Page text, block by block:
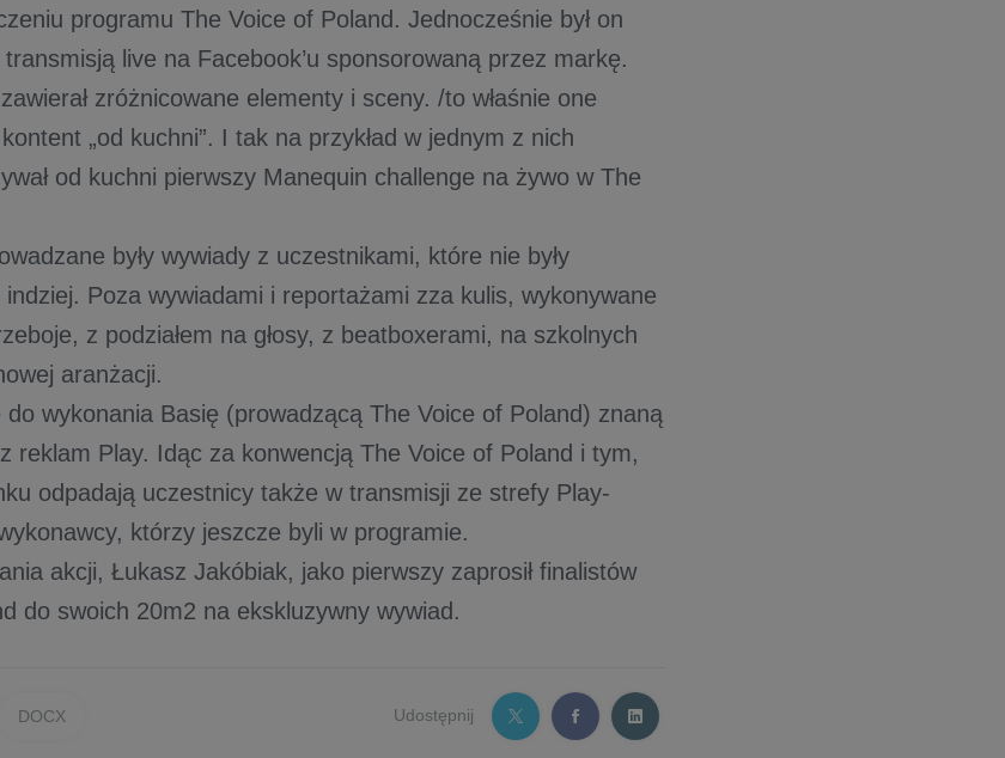
programu The Voice of Poland. Jednocześnie był on
live na Facebook’u sponsorowaną przez markę.
zróżnicowane elementy i sceny. /to właśnie one
„od kuchni”. I tak na przykład w jednym z nich
od kuchni pierwszy Manequin challenge na żywo w The
były wywiady z uczestnikami, które nie były
Poza wywiadami i reportażami zza kulis, wykonywane
z podziałem na głosy, z beatboxerami, na szkolnych
aranżacji.
wykonania Basię (prowadzącą The Voice of Poland) znaną
reklam Play. Idąc za konwencją The Voice of Poland i tym,
odpadają uczestnicy także w transmisji ze strefy Play-
którzy jeszcze byli w programie.
akcji, Łukasz Jakóbiak, jako pierwszy zaprosił finalistów
do swoich 20m2 na ekskluzywny wywiad.
DOCX Udostępnij